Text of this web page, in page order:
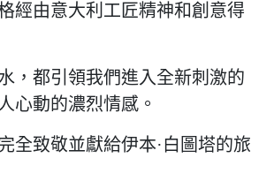
經由意大利工匠精神和創意得
，都引領我們進入全新刺激的
心動的濃烈情感。
全致敬並獻給伊本·白圖塔的旅